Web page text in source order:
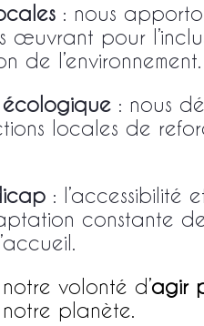
: nous
œuvrant pour
de l’environnement.
écologique : nous
locales de
: l’accessibilité
constante
volonté d’agir
planète.